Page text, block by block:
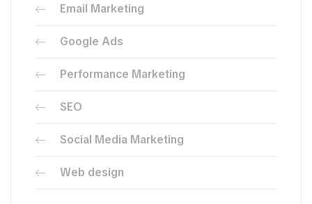
Email Marketing
Google Ads
Performance Marketing
SEO
Social Media Marketing
Web design